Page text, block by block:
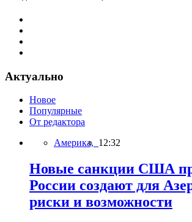
Актуально
Новое
Популярные
От редактора
Америка, 12:32
Новые санкции США
России создают для
риски и возможности